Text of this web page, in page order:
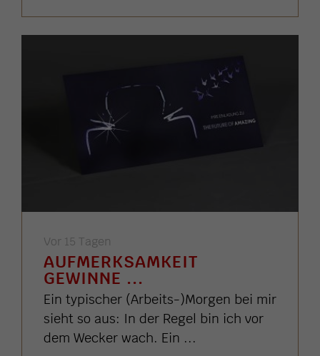
Vor 15 Tagen
AUFMERKSAMKEIT
GEWINNE ...
Ein typischer (Arbeits-)Morgen bei mir
sieht so aus: In der Regel bin ich vor
dem Wecker wach. Ein ...